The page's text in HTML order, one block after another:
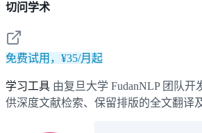
切问学术
免费试用，¥35/月起
学习工具 由复旦大学 FudanNLP 团队
供深度文献检索、保留排版的全文翻译